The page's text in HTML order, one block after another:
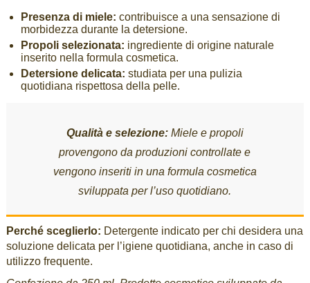
Presenza di miele: contribuisce a una sensazione di
morbidezza durante la detersione.
Propoli selezionata: ingrediente di origine naturale
inserito nella formula cosmetica.
Detersione delicata: studiata per una pulizia
quotidiana rispettosa della pelle.
Qualità e selezione:Miele e propoli
provengono da produzioni controllate e
vengono inseriti in una formula cosmetica
sviluppata per l’uso quotidiano.
Perché sceglierlo: Detergente indicato per chi desidera una
soluzione delicata per l’igiene quotidiana, anche in caso di
utilizzo frequente.